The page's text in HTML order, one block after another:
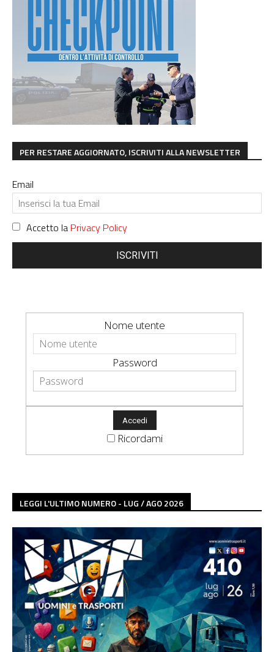
PER RESTARE AGGIORNATO, ISCRIVITI ALLA NEWSLETTER
Email
Accetto la Privacy Policy
ISCRIVITI
Nome utente
Password
Ricordami
LEGGI L'ULTIMO NUMERO - LUG / AGO 2026